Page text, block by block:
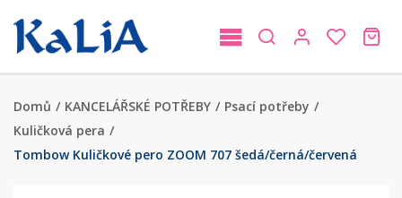
Domů / KANCELÁŘSKÉ POTŘEBY / Psací potřeby /
Kuličková pera /
Tombow Kuličkové pero ZOOM 707 šedá/černá/červená